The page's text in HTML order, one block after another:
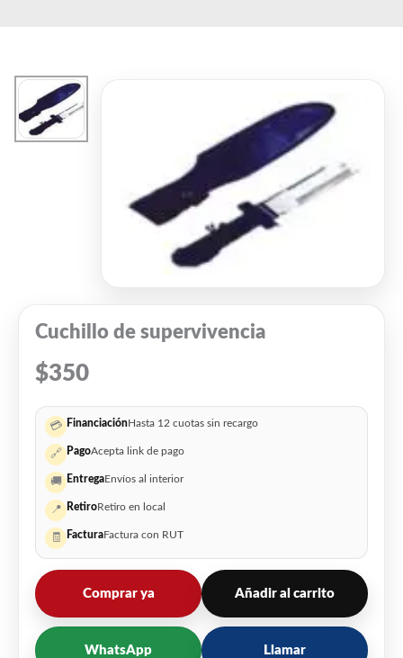
Cuchillo de supervivencia
$350
💳 FinanciaciónHasta 12 cuotas sin recargo
🔗 PagoAcepta link de pago
🚚 EntregaEnvíos al interior
📍 RetiroRetiro en local
🧾 FacturaFactura con RUT
Comprar ya Añadir al carrito
WhatsApp Llamar